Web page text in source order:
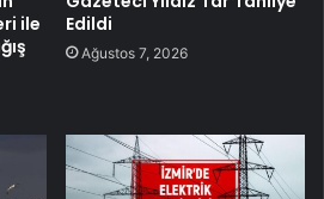
ile
Edildi
Ağustos 7, 2026